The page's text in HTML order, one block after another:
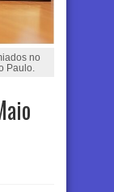
no
Paulo.